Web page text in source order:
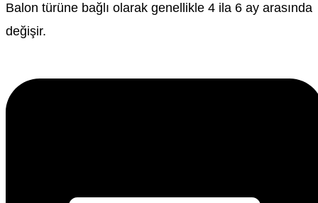
Balon türüne bağlı olarak genellikle 4 ila 6 ay arasında
değişir.